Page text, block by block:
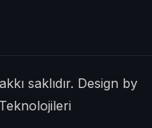
saklıdır. Design by